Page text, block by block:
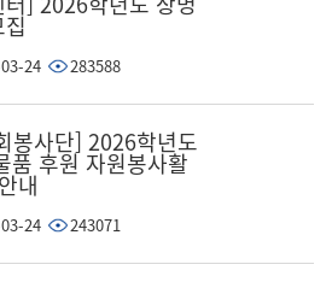
24 283588
봉사단] 2026학년도
품 후원 자원봉사활
내
24 243071